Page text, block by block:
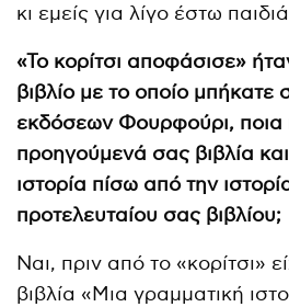
κι εμείς για λίγο έστω
«Το κορίτσι αποφάσισε»
βιβλίο με το οποίο μπήκατε
εκδόσεων Φουρφούρι, ποια
προηγούμενά σας βιβλία
ιστορία πίσω από την
προτελευταίου σας βιβλίου;
Ναι, πριν από το «κορίτσι»
βιβλία «Μια γραμματική